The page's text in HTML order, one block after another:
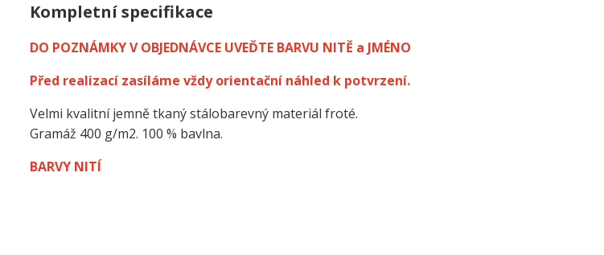
Kompletní specifikace
DO POZNÁMKY V OBJEDNÁVCE UVEĎTE BARVU NITĚ a JMÉNO
Před realizací zasíláme vždy orientační náhled k potvrzení.
Velmi kvalitní jemně tkaný stálobarevný materiál froté.
Gramáž 400 g/m2. 100 % bavlna.
BARVY NITÍ